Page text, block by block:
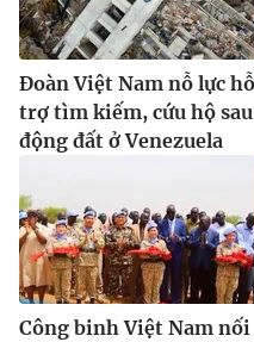
Đoàn Việt Nam nỗ lực hỗ
trợ tìm kiếm, cứu hộ sau
động đất ở Venezuela
Công binh Việt Nam nối